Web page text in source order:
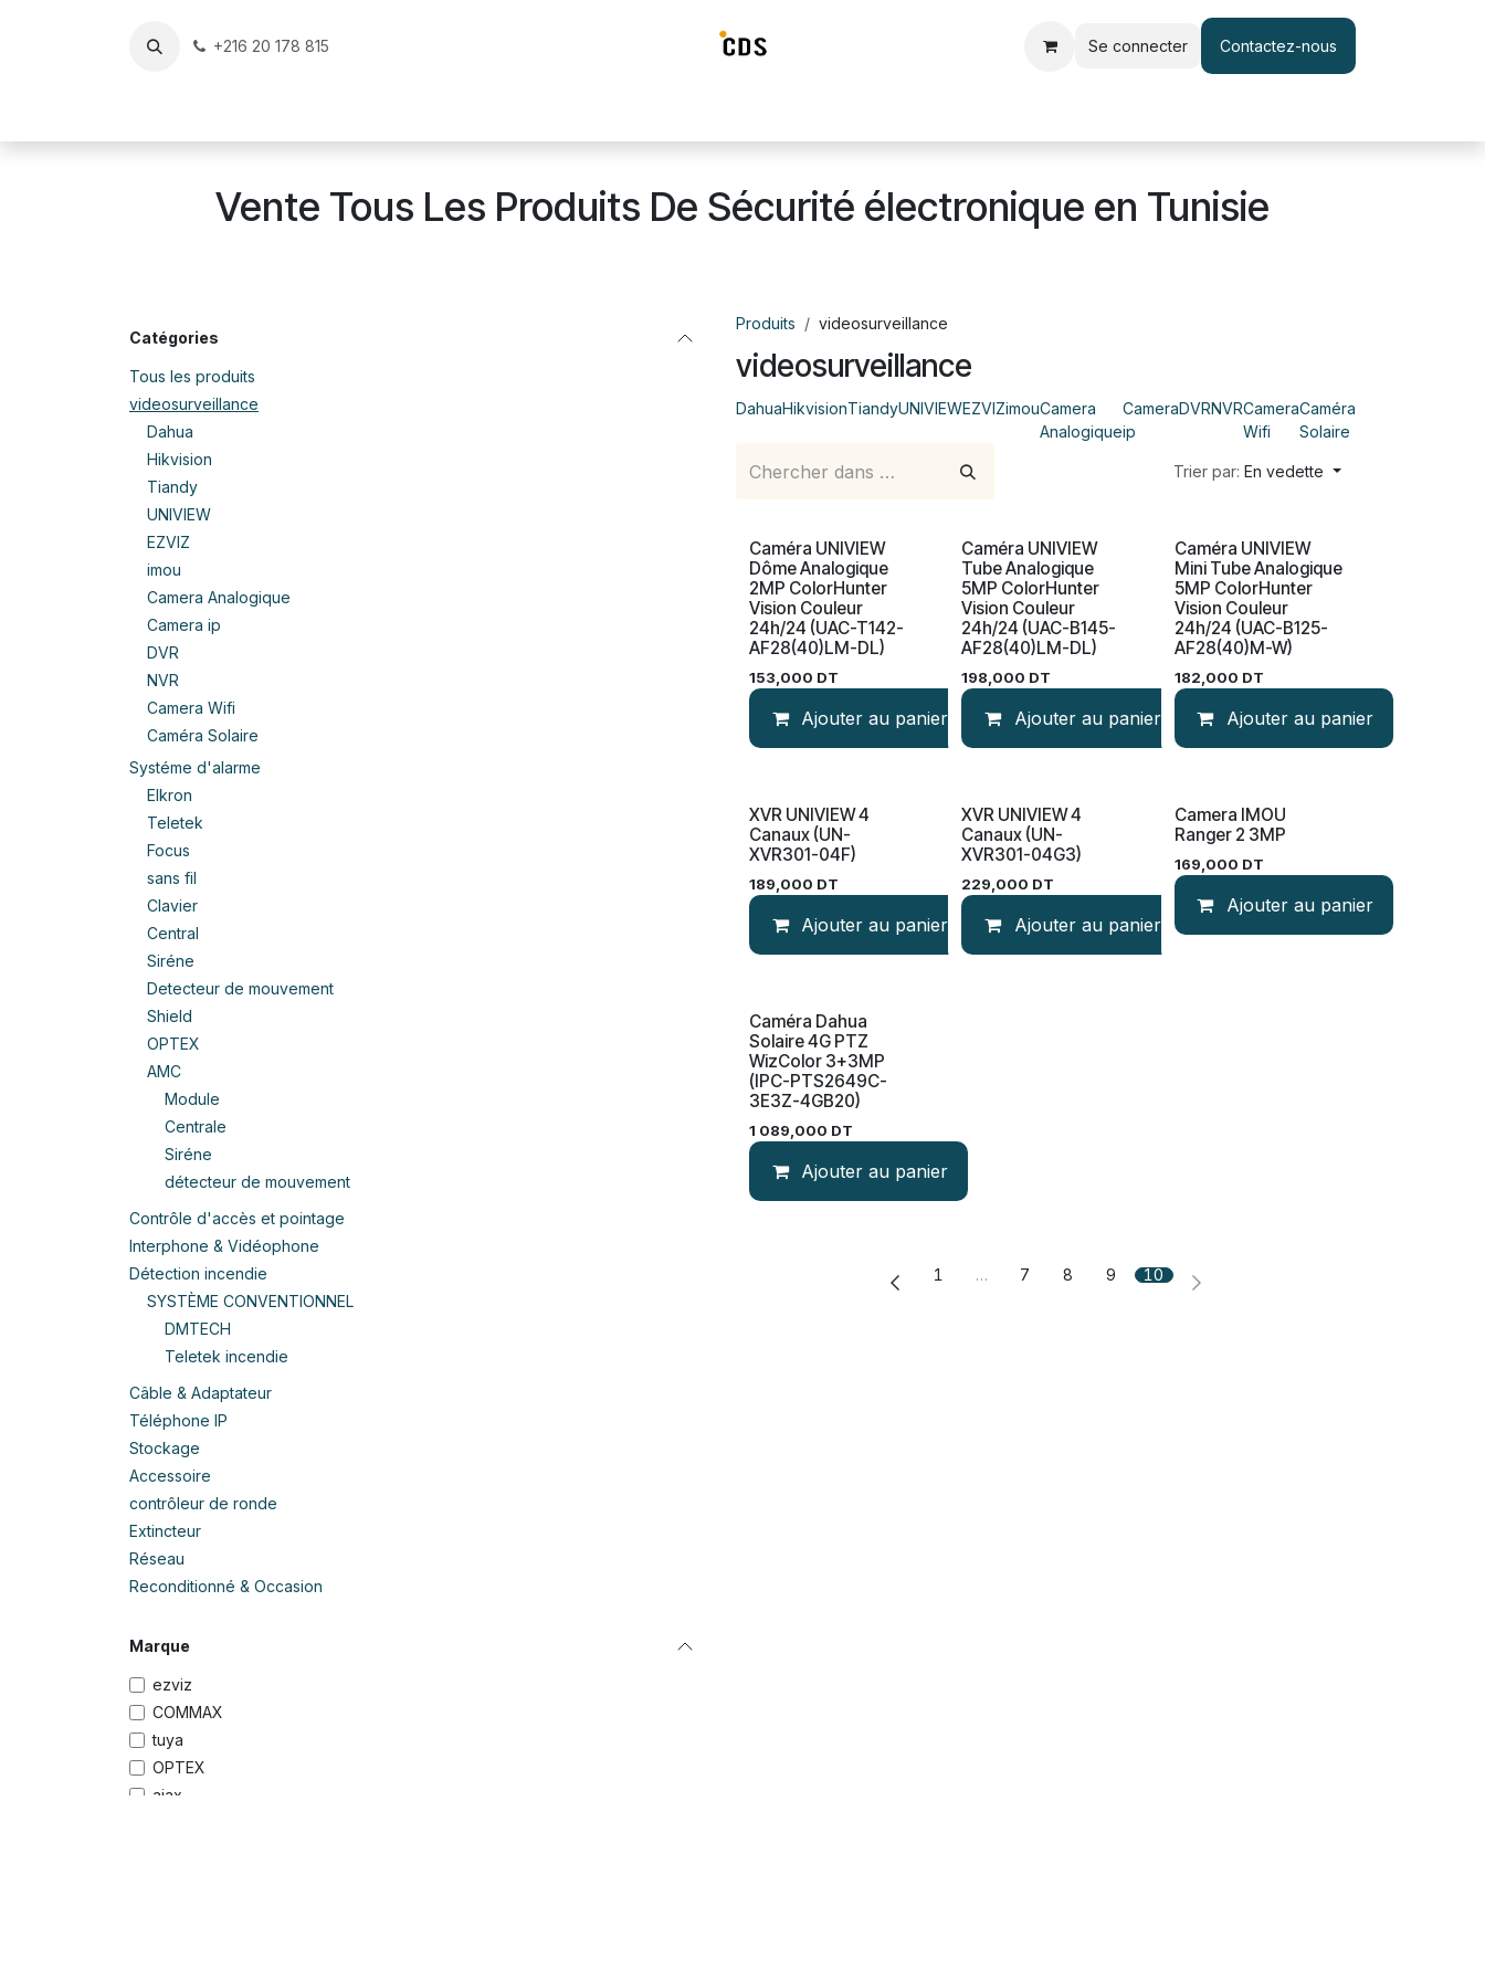
+216 20 178 815 Se connecter Contactez-nous
Vente Tous Les Produits De Sécurité électronique en Tunisie
Catégories
Tous les produits
videosurveillance
Dahua
Hikvision
Tiandy
UNIVIEW
EZVIZ
imou
Camera Analogique
Camera ip
DVR
NVR
Camera Wifi
Caméra Solaire
Systéme d'alarme
Elkron
Teletek
Focus
sans fil
Clavier
Central
Siréne
Detecteur de mouvement
Shield
OPTEX
AMC
Module
Centrale
Siréne
détecteur de mouvement
Contrôle d'accès et pointage
Interphone & Vidéophone
Détection incendie
SYSTÈME CONVENTIONNEL
DMTECH
Teletek incendie
Câble & Adaptateur
Téléphone IP
Stockage
Accessoire
contrôleur de ronde
Extincteur
Réseau
Reconditionné & Occasion
Marque
ezviz
COMMAX
tuya
OPTEX
ajax
Produits videosurveillance
videosurveillance
DahuaHikvisionTiandyUNIVIEWEZVIZimouCamera
Analogique
Camera
ip
DVRNVRCamera
Wifi
Caméra
Solaire
Trier par: En vedette
Nouveau!
Caméra UNIVIEW
Dôme Analogique
2MP ColorHunter
Vision Couleur
24h/24 (UAC-T142-
AF28(40)LM-DL)
153,000 DT
Ajouter au panier
Caméra UNIVIEW
Tube Analogique
5MP ColorHunter
Vision Couleur
24h/24 (UAC-B145-
AF28(40)LM-DL)
198,000 DT
Ajouter au panier
Nouveau!
Caméra UNIVIEW
Mini Tube Analogique
5MP ColorHunter
Vision Couleur
24h/24 (UAC-B125-
AF28(40)M-W)
182,000 DT
Ajouter au panier
Nouveau!
XVR UNIVIEW 4
Canaux (UN-
XVR301-04F)
189,000 DT
Ajouter au panier
Nouveau!
XVR UNIVIEW 4
Canaux (UN-
XVR301-04G3)
229,000 DT
Ajouter au panier
Camera IMOU
Ranger 2 3MP
169,000 DT
Ajouter au panier
Caméra Dahua
Solaire 4G PTZ
WizColor 3+3MP
(IPC-PTS2649C-
3E3Z-4GB20)
1 089,000 DT
Ajouter au panier
1 … 7 8 9 10